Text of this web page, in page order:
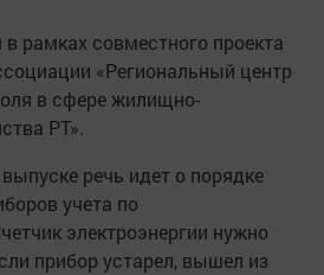
рамках совместного проекта
«Региональный центр
в сфере жилищно-
РТ».
речь идет о порядке
учета по
электроэнергии нужно
прибор устарел, вышел из